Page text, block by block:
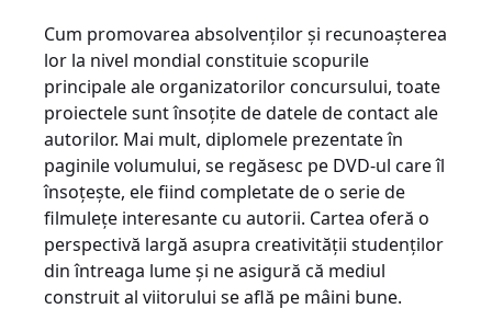
Cum promovarea absolvenţilor şi recunoaşterea
lor la nivel mondial constituie scopurile
principale ale organizatorilor concursului, toate
proiectele sunt însoţite de datele de contact ale
autorilor. Mai mult, diplomele prezentate în
paginile volumului, se regăsesc pe DVD-ul care îl
însoţeşte, ele fiind completate de o serie de
filmuleţe interesante cu autorii. Cartea oferă o
perspectivă largă asupra creativităţii studenţilor
din întreaga lume şi ne asigură că mediul
construit al viitorului se află pe mâini bune.